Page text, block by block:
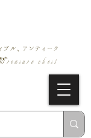
ブル、アンティーク
chest